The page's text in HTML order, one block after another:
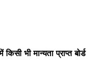
भी मान्यता प्राप्त बोर्ड